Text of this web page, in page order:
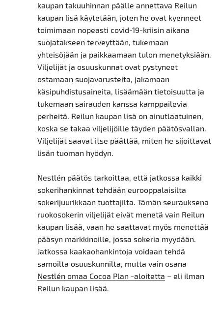
kaupan takuuhinnan päälle annettava Reilun
kaupan lisä käytetään, joten he ovat kyenneet
toimimaan nopeasti covid-19-kriisin aikana
suojatakseen terveyttään, tukemaan
yhteisöjään ja paikkaamaan tulon menetyksiään.
Viljelijät ja osuuskunnat ovat pystyneet
ostamaan suojavarusteita, jakamaan
käsipuhdistusaineita, lisäämään tietoisuutta ja
tukemaan sairauden kanssa kamppailevia
perheitä. Reilun kaupan lisä on ainutlaatuinen,
koska se takaa viljelijöille täyden päätösvallan.
Viljelijät saavat itse päättää, miten he sijoittavat
lisän tuoman hyödyn.
Nestlén päätös tarkoittaa, että jatkossa kaikki
sokerihankinnat tehdään eurooppalaisilta
sokerijuurikkaan tuottajilta. Tämän seurauksena
ruokosokerin viljelijät eivät menetä vain Reilun
kaupan lisää, vaan he saattavat myös menettää
pääsyn markkinoille, jossa sokeria myydään.
Jatkossa kaakaohankintoja voidaan tehdä
samoilta osuuskunnilta, mutta vain osana
Nestlén omaa Cocoa Plan -aloitetta – eli ilman
Reilun kaupan lisää.